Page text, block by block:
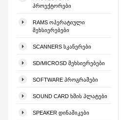
ᲞᲠᲝᲔᲥᲢᲝᲠᲔᲑᲘ
RAMS ᲝᲞᲔᲠᲐᲢᲘᲣᲚᲘ
ᲛᲔᲮᲡᲘᲔᲠᲔᲑᲔᲑᲘ
SCANNERS ᲡᲙᲐᲜᲔᲠᲔᲑᲘ
SD/MICROSD ᲛᲔᲮᲡᲘᲔᲠᲔᲑᲔᲑᲘ
SOFTWARE ᲞᲠᲝᲒᲠᲐᲛᲔᲑᲘ
SOUND CARD ᲮᲛᲘᲡ ᲞᲚᲐᲢᲔᲑᲘ
SPEAKER ᲓᲘᲜᲐᲛᲘᲙᲔᲑᲘ